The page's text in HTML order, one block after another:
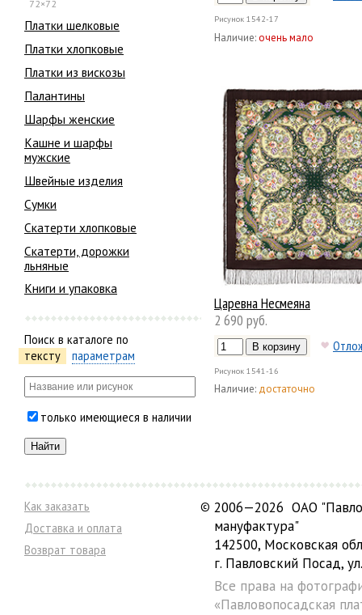
72×72
Платки шелковые
Платки хлопковые
Платки из вискозы
Палантины
Шарфы женские
Кашне и шарфы
мужские
Швейные изделия
Сумки
Скатерти хлопковые
Скатерти, дорожки
льняные
Книги и упаковка
Поиск в каталоге по
тексту
параметрам
только имеющиеся в наличии
Рисунок 1542-17
Наличие:очень мало
Царевна Несмеяна
2 690 руб.
Рисунок 1541-16
Наличие: достаточно
Как заказать
Доставка и оплата
Возврат товара
© 2006—2026 ОАО
мануфактура"
142500, Московская
г. Павловский Посад,
Все права на
«Павловопосадская